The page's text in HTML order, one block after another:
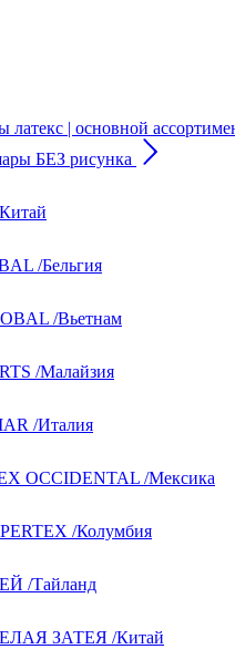
| основной
БЕЗ рисунка
/Бельгия
/Вьетнам
/Малайзия
/Италия
OCCIDENTAL /Мексика
/Колумбия
/Тайланд
ЗАТЕЯ /Китай